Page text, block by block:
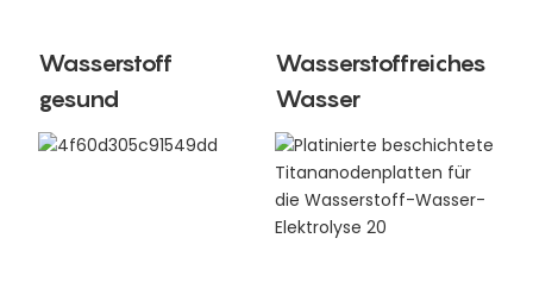
Wasserstoff
gesund
Wasserstoffreiches
Wasser